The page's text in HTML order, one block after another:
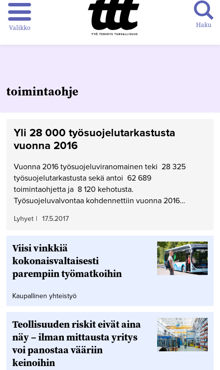
Valikko Haku
toimintaohje
Yli 28 000 työsuojelutarkastusta
vuonna 2016
Vuonna 2016 työsuojeluviranomainen teki 28 325
työsuojelutarkastusta sekä antoi 62 689
toimintaohjetta ja 8 120 kehotusta.
Työsuojeluvalvontaa kohdennettiin vuonna 2016…
Lyhyet | 17.5.2017
Viisi vinkkiä
kokonaisvaltaisesti
parempiin työmatkoihin
Kaupallinen yhteistyö
Teollisuuden riskit eivät aina
näy – ilman mittausta yritys
voi panostaa vääriin
keinoihin